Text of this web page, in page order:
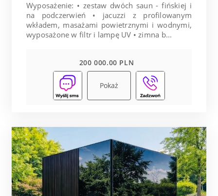
Wyposażenie: • zestaw dwóch saun - fińskiej i
na podczerwień • jacuzzi z profilowanym
wkładem, masażami powietrznymi i wodnymi,
wyposażone w filtr i lampę UV • zimna b...
200 000.00 PLN
Pokaż